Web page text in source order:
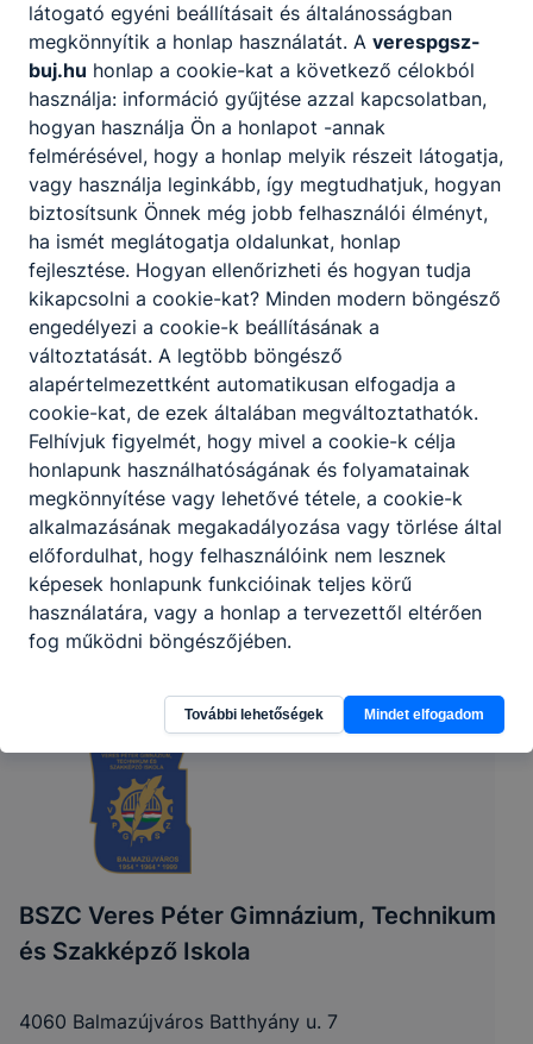
Névadónkról:megtekintés
2015-ös Jubileumi évkönyv: megtekintés
Partnereink
BSZC Veres Péter Gimnázium, Technikum
és Szakképző Iskola
4060 Balmazújváros Batthyány u. 7
látogató egyéni beállításait és általánosságban
megkönnyítik a honlap használatát. A verespgsz-
buj.hu honlap a cookie-kat a következő célokból
használja: információ gyűjtése azzal kapcsolatban,
hogyan használja Ön a honlapot -annak
felmérésével, hogy a honlap melyik részeit látogatja,
vagy használja leginkább, így megtudhatjuk, hogyan
biztosítsunk Önnek még jobb felhasználói élményt,
ha ismét meglátogatja oldalunkat, honlap
fejlesztése. Hogyan ellenőrizheti és hogyan tudja
kikapcsolni a cookie-kat? Minden modern böngésző
engedélyezi a cookie-k beállításának a
változtatását. A legtöbb böngésző
alapértelmezettként automatikusan elfogadja a
cookie-kat, de ezek általában megváltoztathatók.
Felhívjuk figyelmét, hogy mivel a cookie-k célja
honlapunk használhatóságának és folyamatainak
megkönnyítése vagy lehetővé tétele, a cookie-k
alkalmazásának megakadályozása vagy törlése által
előfordulhat, hogy felhasználóink nem lesznek
képesek honlapunk funkcióinak teljes körű
használatára, vagy a honlap a tervezettől eltérően
fog működni böngészőjében.
További lehetőségek Mindet elfogadom